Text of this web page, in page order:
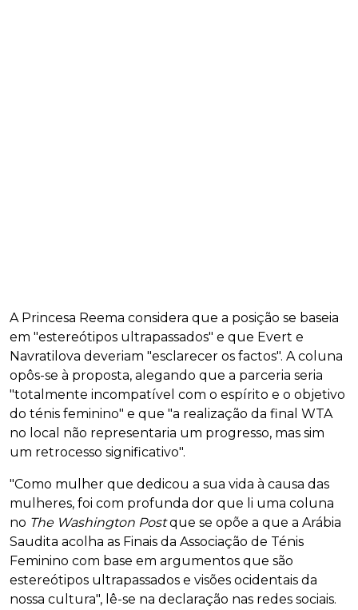
A Princesa Reema considera que a posição se baseia
em "estereótipos ultrapassados" e que Evert e
Navratilova deveriam "esclarecer os factos". A coluna
opôs-se à proposta, alegando que a parceria seria
"totalmente incompatível com o espírito e o objetivo
do ténis feminino" e que "a realização da final WTA
no local não representaria um progresso, mas sim
um retrocesso significativo".
"Como mulher que dedicou a sua vida à causa das
mulheres, foi com profunda dor que li uma coluna
no The Washington Postque se opõe a que a Arábia
Saudita acolha as Finais da Associação de Ténis
Feminino com base em argumentos que são
estereótipos ultrapassados e visões ocidentais da
nossa cultura", lê-se na declaração nas redes sociais.